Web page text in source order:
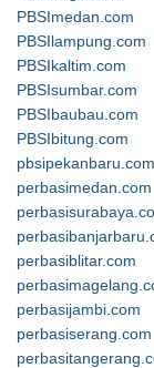
PBSImedan.com
PBSIlampung.com
PBSIkaltim.com
PBSIsumbar.com
PBSIbaubau.com
PBSIbitung.com
pbsipekanbaru.com
perbasimedan.com
perbasiblitar.com
perbasijambi.com
perbasiserang.com